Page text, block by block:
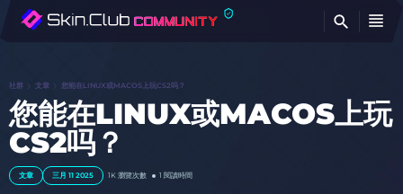
社群 文章 您能在LINUX或MACOS上玩CS2吗？
您能在LINUX或MACOS上玩
CS2吗？
文章 三月 11 2025 1K 瀏覽次數 1 閱讀時間